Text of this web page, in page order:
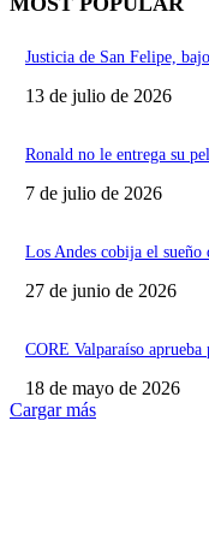
Justicia de San Felipe,
13 de julio de 2026
Ronald no le entrega su
7 de julio de 2026
Los Andes cobija el
27 de junio de 2026
CORE Valparaíso
18 de mayo de 2026
Cargar más